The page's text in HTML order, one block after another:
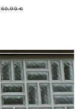
69,99€